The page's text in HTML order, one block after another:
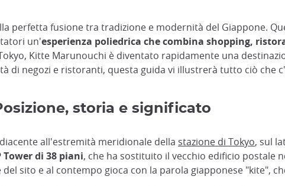
perfetta fusione tra tradizione e modernità del Giappone.
un'esperienza poliedrica che combina shopping,
Kitte Marunouchi è diventato rapidamente una
di negozi e ristoranti, questa guida vi illustrerà tutto ciò che
storia e significato
all'estremità meridionale della stazione di Tokyo, sul
di 38 piani, che ha sostituito il vecchio edificio postale
sito e al contempo gioca con la parola giapponese "kite",